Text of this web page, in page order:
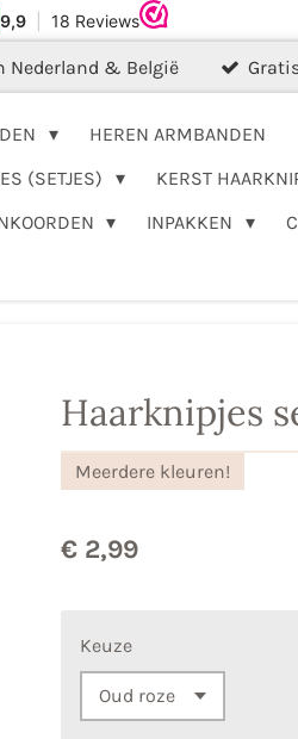
Nederland & België
HEREN ARMBANDEN
(SETJES)
KERST
INPAKKEN
Haarknipjes
Meerdere kleuren!
€ 2,99
Keuze